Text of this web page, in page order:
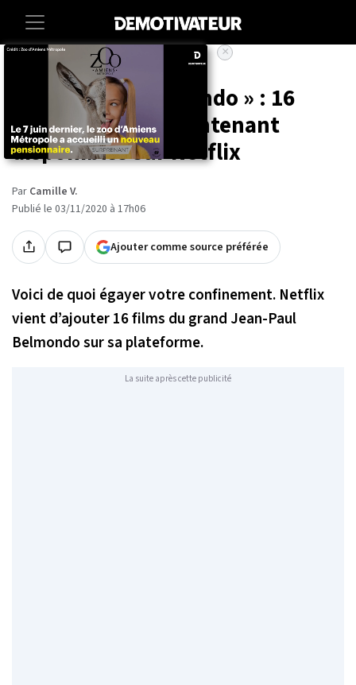
Entertainment
« Collection Belmondo » : 16
films de Bébel maintenant
disponibles sur Netflix
Par Camille V.
Publié le 03/11/2020 à 17h06
Ajouter comme source préférée
Voici de quoi égayer votre confinement. Netflix
vient d’ajouter 16 films du grand Jean-Paul
Belmondo sur sa plateforme.
La suite après cette publicité
×